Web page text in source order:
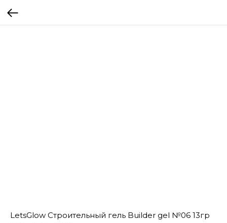
LetsGlow Строительный гель Builder gel №06 13гр